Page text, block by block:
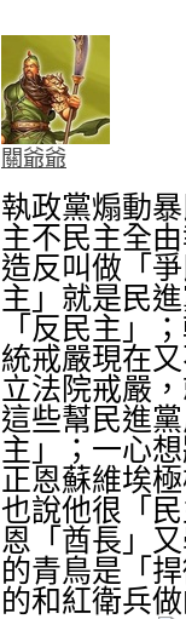
關爺爺
執政黨煽動
主不民主全
造反叫做「
主」就是民
「反民主」
統戒嚴現在
立法院戒嚴
這些幫民進
主」；一心
正恩蘇維埃
也說他很「
恩「酋長」
的青鳥是「
的和紅衛兵